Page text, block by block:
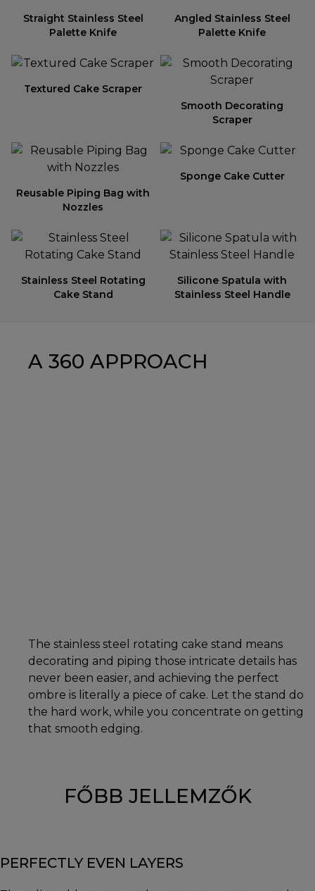
Straight Stainless Steel
Palette Knife
Angled Stainless Steel
Palette Knife
Textured Cake Scraper
Smooth Decorating
Scraper
Reusable Piping Bag with
Nozzles
Sponge Cake Cutter
Stainless Steel Rotating
Cake Stand
Silicone Spatula with
Stainless Steel Handle
A 360 APPROACH
The stainless steel rotating cake stand means
decorating and piping those intricate details has
never been easier, and achieving the perfect
ombre is literally a piece of cake. Let the stand do
the hard work, while you concentrate on getting
that smooth edging.
FŐBB JELLEMZŐK
PERFECTLY EVEN LAYERS